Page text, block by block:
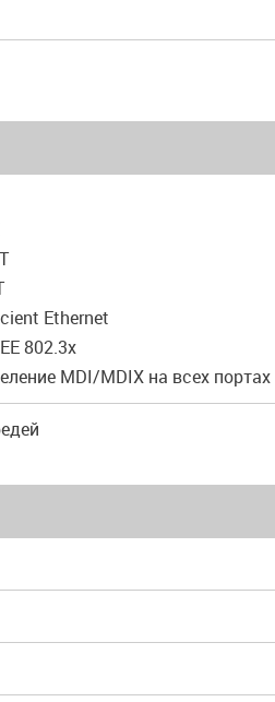
Ethernet
802.3x
MDI/MDIX на всех портах